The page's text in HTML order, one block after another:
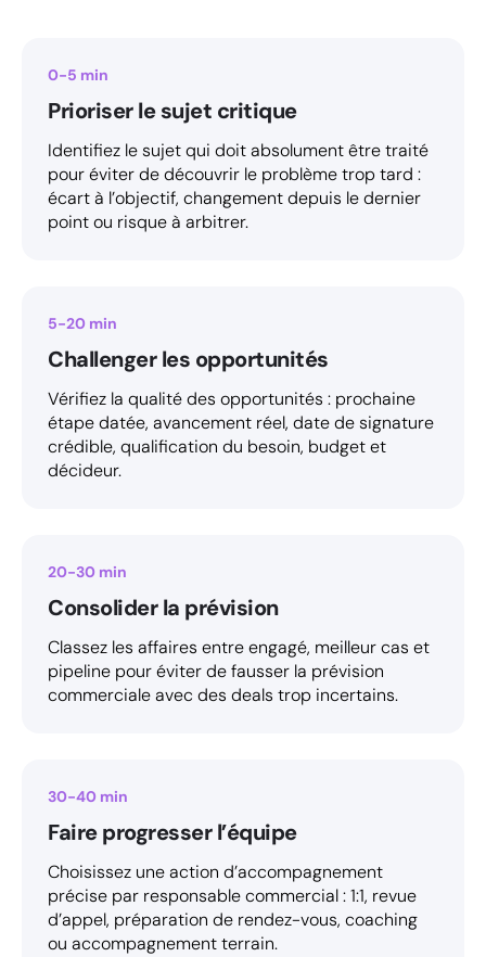
0-5 min
Prioriser le sujet critique
Identifiez le sujet qui doit absolument être traité
pour éviter de découvrir le problème trop tard :
écart à l’objectif, changement depuis le dernier
point ou risque à arbitrer.
5-20 min
Challenger les opportunités
Vérifiez la qualité des opportunités : prochaine
étape datée, avancement réel, date de signature
crédible, qualification du besoin, budget et
décideur.
20-30 min
Consolider la prévision
Classez les affaires entre engagé, meilleur cas et
pipeline pour éviter de fausser la prévision
commerciale avec des deals trop incertains.
30-40 min
Faire progresser l’équipe
Choisissez une action d’accompagnement
précise par responsable commercial : 1:1, revue
d’appel, préparation de rendez-vous, coaching
ou accompagnement terrain.